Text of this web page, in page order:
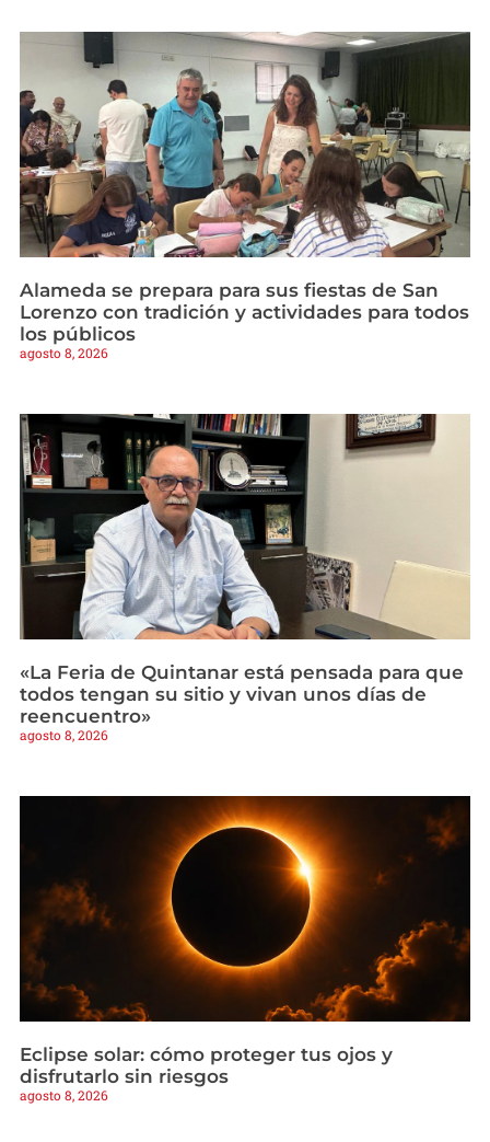
Alameda se prepara para sus fiestas de San
Lorenzo con tradición y actividades para todos
los públicos
agosto 8, 2026
«La Feria de Quintanar está pensada para que
todos tengan su sitio y vivan unos días de
reencuentro»
agosto 8, 2026
Eclipse solar: cómo proteger tus ojos y
disfrutarlo sin riesgos
agosto 8, 2026